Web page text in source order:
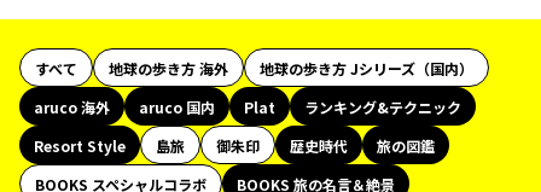
すべて 地球の歩き方 海外
地球の歩き方 Jシリーズ（国内）
aruco 海外
aruco 国内 Plat
ランキング&テクニック
Resort Style
島旅 御朱印 歴史時代
旅の図鑑
BOOKS スペシャルコラボ
BOOKS 旅の名言＆絶景